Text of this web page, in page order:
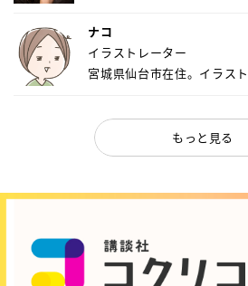
ナコ
イラストレーター
宮城県仙台市在住。イラス
もっと見る